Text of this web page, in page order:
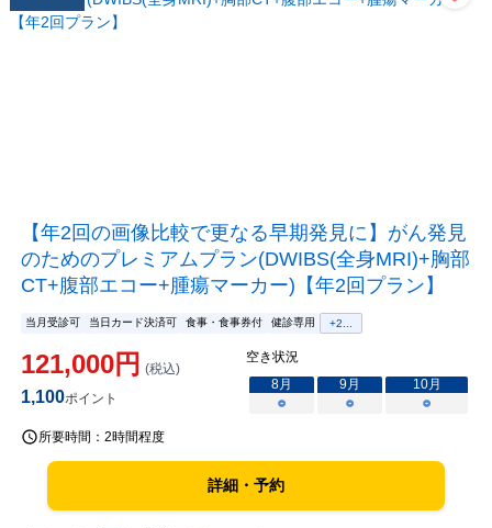
【年2回の画像比較で更なる早期発見に】がん発見
のためのプレミアムプラン(DWIBS(全身MRI)+胸部
CT+腹部エコー+腫瘍マーカー)【年2回プラン】
当月受診可 当日カード決済可 食事・食事券付 健診専用 +2...
121,000円 (税込)
1,100ポイント
空き状況
8月 9月 10月
○
○ ○
所要時間： 2時間程度
詳細・予約